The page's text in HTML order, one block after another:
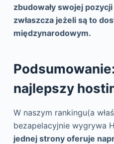
zbudowały swojej
zwłaszcza jeżeli są to
międzynarodowym.
najlepszy
W naszym rankingu(a
bezapelacyjnie wygrywa
jednej strony oferuje